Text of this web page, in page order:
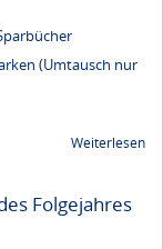
(Umtausch nur
Weiterlesen
Folgejahres